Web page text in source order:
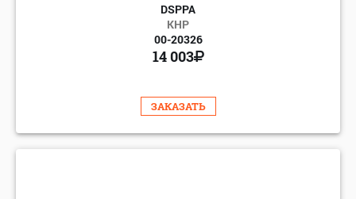
DSPPA
КНР
00-20326
14 003
ЗАКАЗАТЬ